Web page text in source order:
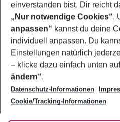
Footer
Footer navigation
Über uns
AGB
Bestpreisgarantie
Cookie-Einstellungen ändern
Cookie-Richtlinie
Agenturbetreuung
Barrierefreies Reisen
Folge uns
einverstanden bist. Dir reicht
„Nur notwendige Cookies“.
anpassen“ kannst du deine
individuell anpassen. Du
Einstellungen natürlich
– klicke dazu einfach unten auf
ändern“.
Datenschutz-Informationen
Cookie/Tracking-Informationen